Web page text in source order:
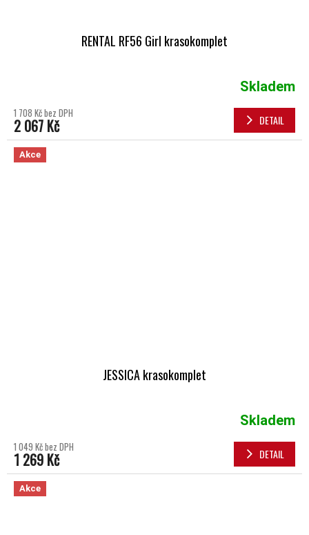
RENTAL RF56 Girl krasokomplet
Skladem
1 708 Kč bez DPH
2 067 Kč DETAIL
Akce
JESSICA krasokomplet
Skladem
1 049 Kč bez DPH
1 269 Kč DETAIL
Akce